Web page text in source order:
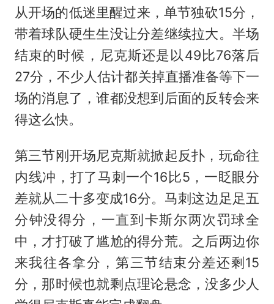
从开场的低迷里醒过来，单节独砍15分，
带着球队硬生生没让分差继续拉大。半场
结束的时候，尼克斯还是以49比76落后
27分，不少人估计都关掉直播准备等下一
场的消息了，谁都没想到后面的反转会来
得这么快。
第三节刚开场尼克斯就掀起反扑，玩命往
内线冲，打了马刺一个16比5，一眨眼分
差就从二十多变成16分。马刺这边足足五
分钟没得分，一直到卡斯尔两次罚球全
中，才打破了尴尬的得分荒。之后两边你
来我往各拿分，第三节结束分差还剩15
分，那时候也就剩点理论悬念，没多少人